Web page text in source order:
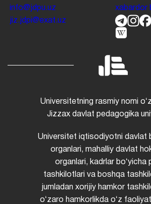
info@jdpu.uz
jiz.jdpi@exat.uz
xabardor
Universitetning rasmiy nomi
Jizzax davlat pedagogika
Universitet iqtisodiyotni davlat
organlari, mahalliy davlat
organlari, kadrlar boʻyicha
tashkilotlari va boshqa
jumladan xorijiy hamkor
oʻzaro hamkorlikda oʻz